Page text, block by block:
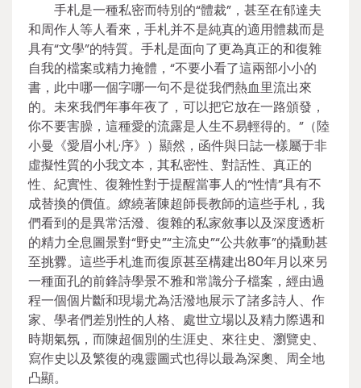
手札是一種私密而特別的“體裁”，甚至在郁達夫
和周作人等人看來，手札并不是純真的適用體裁而是
具有“文學”的特質。手札是面向了更為真正的和復雜
自我的檔案或精力掩體，“不要小看了這兩部小小的
書，此中哪一個字哪一句不是從我們熱血里流出來
的。未來我們年事年夜了，可以把它放在一路頒發，
你不要害臊，這種愛的流露是人生不易輕得的。”（陸
小曼《愛眉小札·序》）顯然，函件與日誌一樣屬于非
虛擬性質的小我文本，其私密性、對話性、真正的
性、紀實性、復雜性對于提醒當事人的“性情”具有不
成替換的價值。繚繞著陳超師長教師的這些手札，我
們看到的是異常活潑、復雜的私家敘事以及深度透析
的精力全息圖景對“野史”“主流史”“公共敘事”的撬動甚
至挑釁。這些手札進而復原甚至構建出80年月以來另
一種面孔的前鋒詩學景不雅和常識分子檔案，經由過
程一個個片斷和現場尤為活潑地展示了諸多詩人、作
家、學者們差別性的人格、處世立場以及精力際遇和
時期氣氛，而陳超個別的生涯史、來往史、瀏覽史、
寫作史以及繁復的魂靈圖式也得以最為深奧、周全地
凸顯。